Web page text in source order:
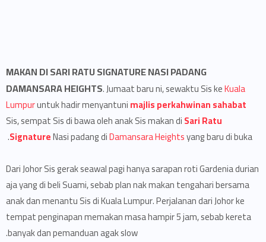
MAKAN DI SARI RATU SIGNATURE NASI PADANG
DAMANSARA HEIGHTS. Jumaat baru ni, sewaktu Sis keKuala
Lumpuruntuk hadir menyantunimajlis perkahwinan sahabat
Sis, sempat Sis di bawa oleh anak Sis makan diSari Ratu
SignatureNasi padang diDamansara Heightsyang baru di buka.
Dari Johor Sis gerak seawal pagi hanya sarapan roti Gardenia durian
aja yang di beli Suami, sebab plan nak makan tengahari bersama
anak dan menantu Sis di Kuala Lumpur. Perjalanan dari Johor ke
tempat penginapan memakan masa hampir 5 jam, sebab kereta
banyak dan pemanduan agak slow.